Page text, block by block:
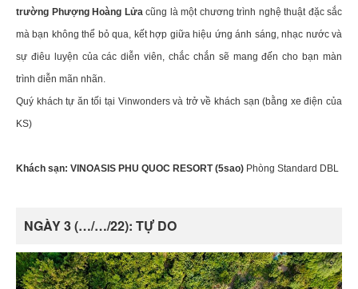
trường Phượng Hoàng Lửacũng là một chương trình nghệ thuật đặc sắc
mà bạn không thể bỏ qua, kết hợp giữa hiệu ứng ánh sáng, nhạc nước và
sự điêu luyện của các diễn viên, chắc chắn sẽ mang đến cho bạn màn
trình diễn mãn nhãn.
Quý khách tự ăn tối tại Vinwonders và trở về khách sạn (bằng xe điện của
KS)
Khách sạn: VINOASIS PHU QUOC RESORT (5sao) Phòng Standard DBL
NGÀY 3 (…/…/22): TỰ DO